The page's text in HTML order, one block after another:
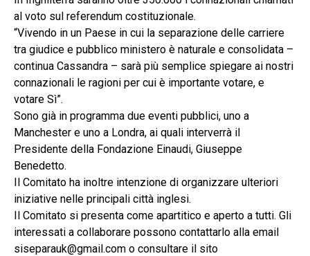
al voto sul referendum costituzionale.
“Vivendo in un Paese in cui la separazione delle carriere
tra giudice e pubblico ministero è naturale e consolidata –
continua Cassandra – sarà più semplice spiegare ai nostri
connazionali le ragioni per cui è importante votare, e
votare Sì”.
Sono già in programma due eventi pubblici, uno a
Manchester e uno a Londra, ai quali interverrà il
Presidente della Fondazione Einaudi, Giuseppe
Benedetto.
Il Comitato ha inoltre intenzione di organizzare ulteriori
iniziative nelle principali città inglesi.
Il Comitato si presenta come apartitico e aperto a tutti. Gli
interessati a collaborare possono contattarlo alla email
siseparauk@gmail.com o consultare il sito